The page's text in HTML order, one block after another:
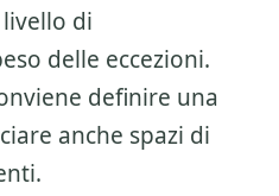
di
delle eccezioni.
definire una
anche spazi di